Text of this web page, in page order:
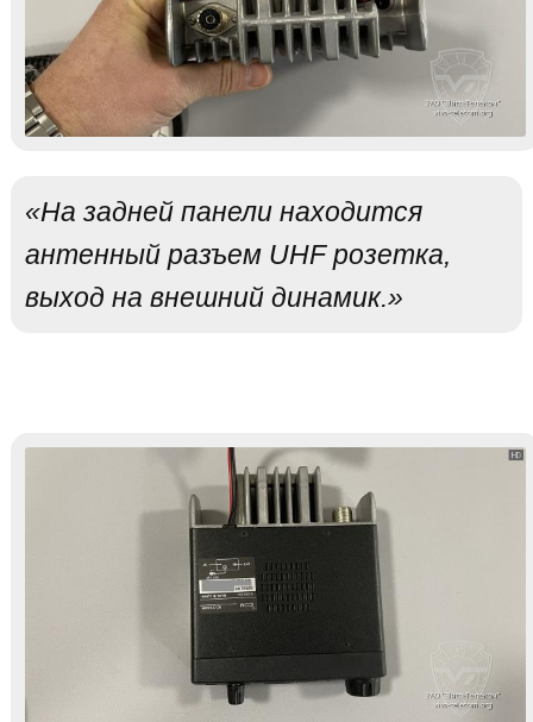
«На задней панели находится
антенный разъем UHF розетка,
выход на внешний динамик.»